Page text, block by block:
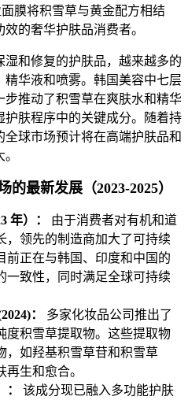
膜将积雪草与黄金配方相结
的奢华护肤品消费者。
和修复的护肤品，越来越多的
华液和喷雾。韩国美容中七层
推动了积雪草在爽肤水和精华
肤程序中的关键成分。随着持
球市场预计将在高端护肤品和
最新发展（2023-2025）
年）： 由于消费者对有机和道
，领先的制造商加大了可持续
前正在与韩国、印度和中国的
一致性，同时满足全球可持续
： 多家化妆品公司推出了
度积雪草提取物。这些提取物
，如羟基积雪草苷和积雪草
生和愈合。
： 该成分现已融入多功能护肤